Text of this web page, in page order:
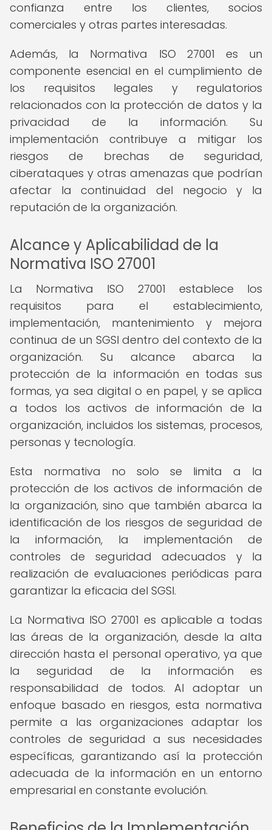
confianza entre los clientes, socios
comerciales y otras partes interesadas.
Además, la Normativa ISO 27001 es un
componente esencial en el cumplimiento de
los requisitos legales y regulatorios
relacionados con la protección de datos y la
privacidad de la información. Su
implementación contribuye a mitigar los
riesgos de brechas de seguridad,
ciberataques y otras amenazas que podrían
afectar la continuidad del negocio y la
reputación de la organización.
Alcance y Aplicabilidad de la
Normativa ISO 27001
La Normativa ISO 27001 establece los
requisitos para el establecimiento,
implementación, mantenimiento y mejora
continua de un SGSI dentro del contexto de la
organización. Su alcance abarca la
protección de la información en todas sus
formas, ya sea digital o en papel, y se aplica
a todos los activos de información de la
organización, incluidos los sistemas, procesos,
personas y tecnología.
Esta normativa no solo se limita a la
protección de los activos de información de
la organización, sino que también abarca la
identificación de los riesgos de seguridad de
la información, la implementación de
controles de seguridad adecuados y la
realización de evaluaciones periódicas para
garantizar la eficacia del SGSI.
La Normativa ISO 27001 es aplicable a todas
las áreas de la organización, desde la alta
dirección hasta el personal operativo, ya que
la seguridad de la información es
responsabilidad de todos. Al adoptar un
enfoque basado en riesgos, esta normativa
permite a las organizaciones adaptar los
controles de seguridad a sus necesidades
específicas, garantizando así la protección
adecuada de la información en un entorno
empresarial en constante evolución.